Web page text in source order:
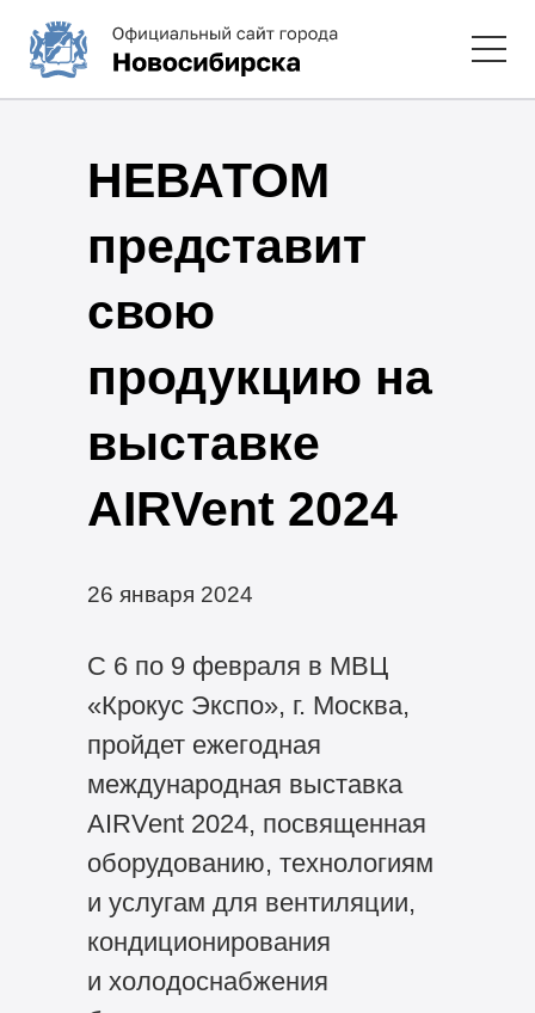
НЕВАТОМ
представит
свою
продукцию на
выставке
AIRVent 2024
26 января 2024
С 6 по 9 февраля в МВЦ
«Крокус Экспо», г. Москва,
пройдет ежегодная
международная выставка
AIRVent 2024, посвященная
оборудованию, технологиям
и услугам для вентиляции,
кондиционирования
и холодоснабжения